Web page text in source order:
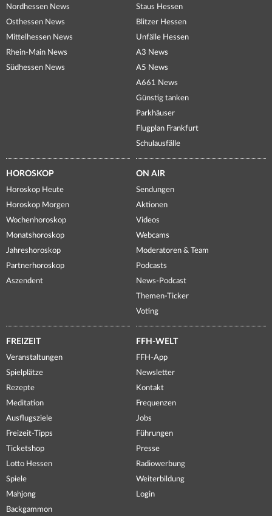
Nordhessen News
Osthessen News
Mittelhessen News
Rhein-Main News
Südhessen News
Staus Hessen
Blitzer Hessen
Unfälle Hessen
A3 News
A5 News
A661 News
Günstig tanken
Parkhäuser
Flugplan Frankfurt
Schulausfälle
HOROSKOP
Horoskop Heute
Horoskop Morgen
Wochenhoroskop
Monatshoroskop
Jahreshoroskop
Partnerhoroskop
Aszendent
ON AIR
Sendungen
Aktionen
Videos
Webcams
Moderatoren & Team
Podcasts
News-Podcast
Themen-Ticker
Voting
FREIZEIT
Veranstaltungen
Spielplätze
Rezepte
Meditation
Ausflugsziele
Freizeit-Tipps
Ticketshop
Lotto Hessen
Spiele
Mahjong
Backgammon
FFH-WELT
FFH-App
Newsletter
Kontakt
Frequenzen
Jobs
Führungen
Presse
Radiowerbung
Weiterbildung
Login